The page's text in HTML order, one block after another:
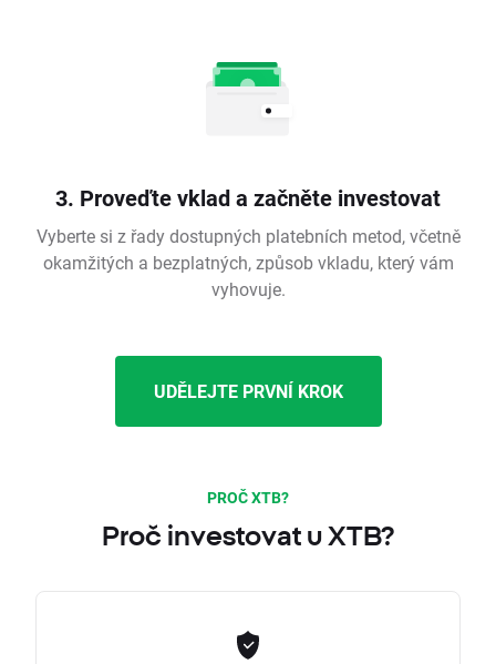
3. Proveďte vklad a začněte investovat
Vyberte si z řady dostupných platebních metod, včetně
okamžitých a bezplatných, způsob vkladu, který vám
vyhovuje.
UDĚLEJTE PRVNÍ KROK
PROČ XTB?
Proč investovat u XTB?